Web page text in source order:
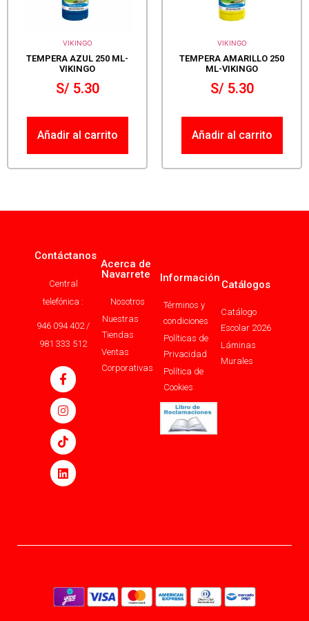
VIKINGO
TEMPERA AZUL 250 ML-
VIKINGO
S/5.30
Añadir al carrito
VIKINGO
TEMPERA AMARILLO 250
ML-VIKINGO
S/5.30
Añadir al carrito
Contáctanos
Central
telefónica :
946 094 402 /
981 333 512
Acerca de
Navarrete
Nosotros
Nuestras
Tiendas
Ventas
Corporativas
Información
Términos y
condiciones
Políticas de
Privacidad
Política de
Cookies
Catálogos
Catálogo
Escolar 2026
Láminas
Murales